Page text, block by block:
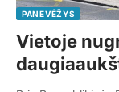
PANEVĖŽYS
Vietoje